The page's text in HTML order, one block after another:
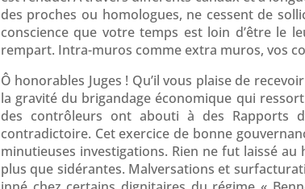
des proches ou homologues, ne cessent de
conscience que votre temps est loin d’être le
rempart. Intra-muros comme extra muros, vos
Ô honorables Juges ! Qu’il vous plaise de
la gravité du brigandage économique qui
des contrôleurs ont abouti à des
contradictoire. Cet exercice de bonne
minutieuses investigations. Rien ne fut laissé
plus que sidérantes. Malversations et